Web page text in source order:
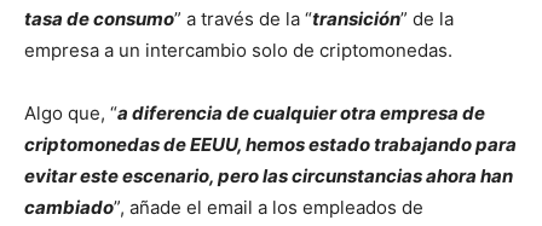
tasa de consumo” a través de la “transición” de la
empresa a un intercambio solo de criptomonedas.
Algo que, “a diferencia de cualquier otra empresa de
criptomonedas de EEUU, hemos estado trabajando para
evitar este escenario, pero las circunstancias ahora han
cambiado”, añade el email a los empleados de